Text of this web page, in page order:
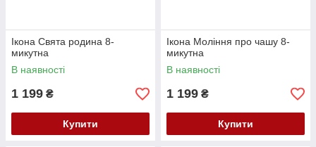
Ікона Свята родина 8-
микутна
В наявності
1 199 ₴
Купити
Ікона Моління про чашу 8-
микутна
В наявності
1 199 ₴
Купити